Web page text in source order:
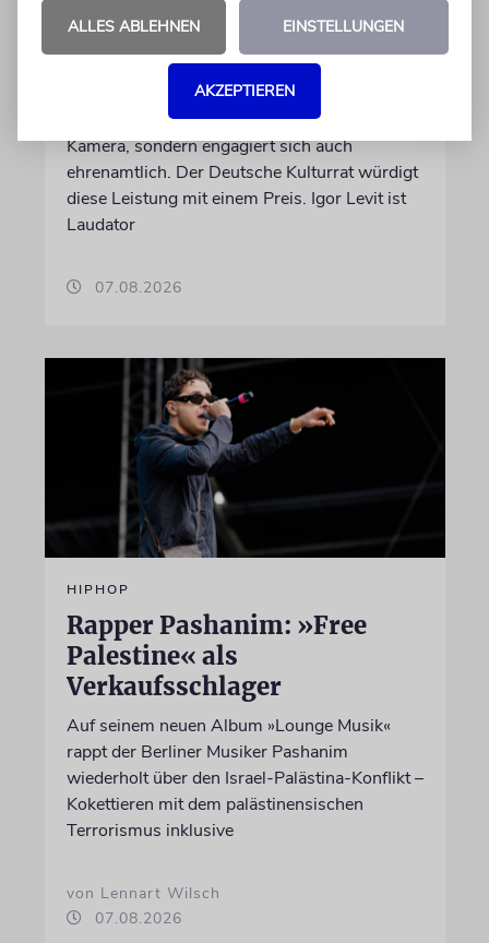
Einsatz gegen Judenhass:
Iris Berben erhält Deutschen
Kulturpolitikpreis
Die Schauspielerin steht nicht nur vor der
Kamera, sondern engagiert sich auch
ehrenamtlich. Der Deutsche Kulturrat würdigt
diese Leistung mit einem Preis. Igor Levit ist
Laudator
07.08.2026
HIPHOP
Rapper Pashanim: »Free
Palestine« als
Verkaufsschlager
Auf seinem neuen Album »Lounge Musik«
rappt der Berliner Musiker Pashanim
wiederholt über den Israel-Palästina-Konflikt –
Kokettieren mit dem palästinensischen
Terrorismus inklusive
von Lennart Wilsch
07.08.2026
ALLES ABLEHNEN EINSTELLUNGEN
AKZEPTIEREN